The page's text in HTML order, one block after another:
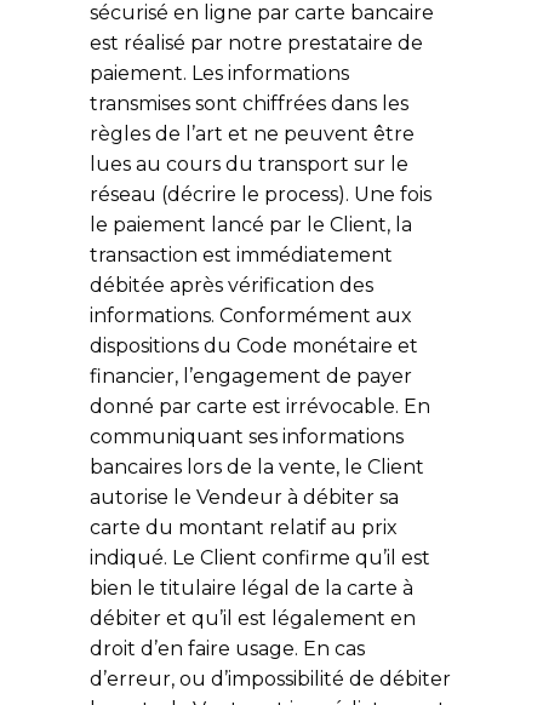
sécurisé en ligne par carte bancaire
est réalisé par notre prestataire de
paiement. Les informations
transmises sont chiffrées dans les
règles de l’art et ne peuvent être
lues au cours du transport sur le
réseau (décrire le process). Une fois
le paiement lancé par le Client, la
transaction est immédiatement
débitée après vérification des
informations. Conformément aux
dispositions du Code monétaire et
financier, l’engagement de payer
donné par carte est irrévocable. En
communiquant ses informations
bancaires lors de la vente, le Client
autorise le Vendeur à débiter sa
carte du montant relatif au prix
indiqué. Le Client confirme qu’il est
bien le titulaire légal de la carte à
débiter et qu’il est légalement en
droit d’en faire usage. En cas
d’erreur, ou d’impossibilité de débiter